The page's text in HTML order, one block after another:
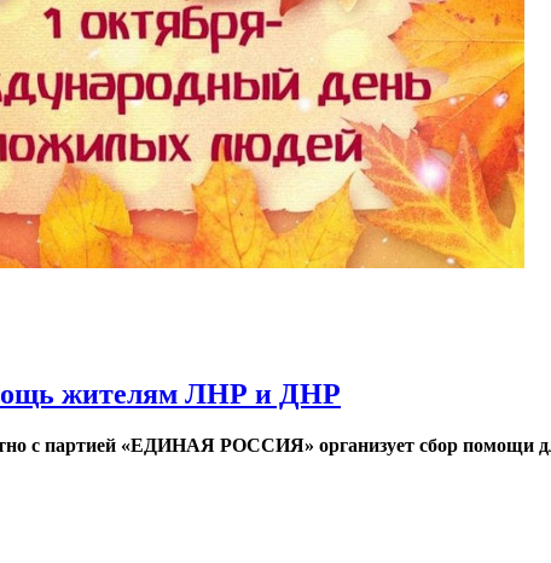
жителям ЛНР и ДНР
с партией «ЕДИНАЯ РОССИЯ» организует сбор помощи